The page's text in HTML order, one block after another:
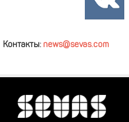
Контакты: news@sevas.com